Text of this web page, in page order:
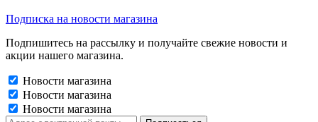
Подписка на новости магазина
Подпишитесь на рассылку и получайте свежие новости и
акции нашего магазина.
Новости магазина
Новости магазина
Новости магазина